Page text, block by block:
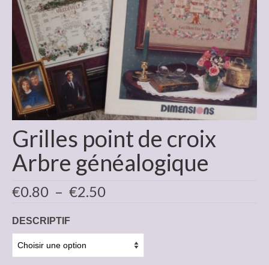
Grilles point de croix
Arbre généalogique
€0.80 – €2.50Plage
à
€2.50
DESCRIPTIF